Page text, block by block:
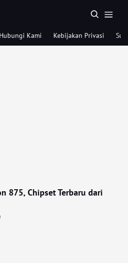
Hubungi Kami Kebijakan Privasi
875, Chipset Terbaru dari